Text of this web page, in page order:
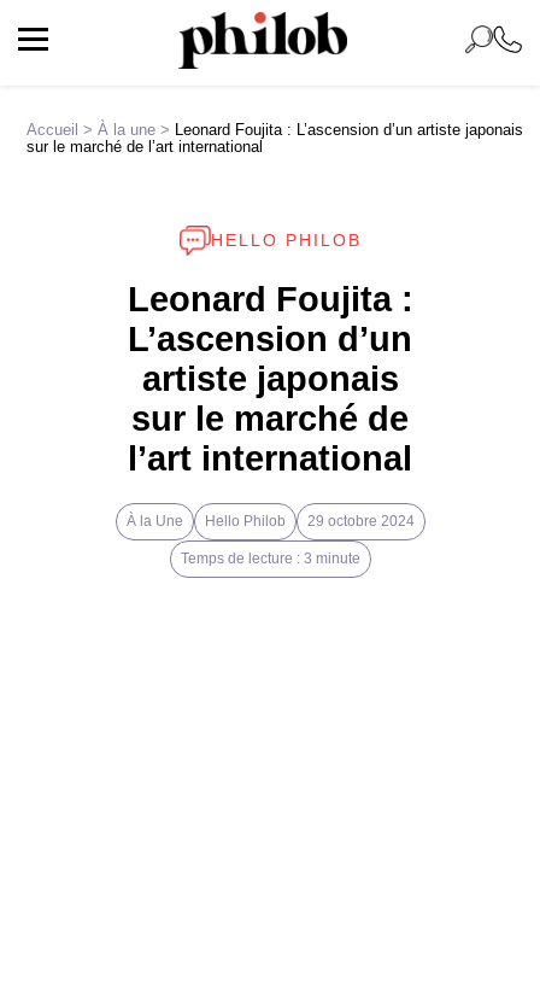
Accueil >À la une >
Leonard Foujita : L’ascension d’un artiste japonais
sur le marché de l’art international
HELLO PHILOB
Leonard Foujita :
L’ascension d’un
artiste japonais
sur le marché de
l’art international
À la Une Hello Philob 29 octobre 2024
Temps de lecture : 3 minute